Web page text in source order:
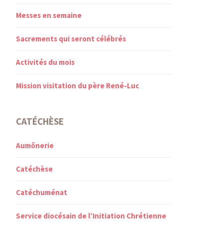
Messes en semaine
Sacrements qui seront célébrés
Activités du mois
Mission visitation du père René-Luc
CATÉCHÈSE
Aumônerie
Catéchèse
Catéchuménat
Service diocésain de l’Initiation Chrétienne